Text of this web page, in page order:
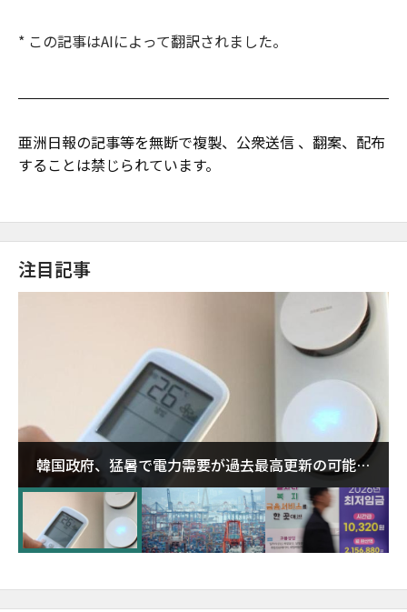
* この記事はAIによって翻訳されました。
亜洲日報の記事等を無断で複製、公衆送信 、翻案、配布
することは禁じられています。
注目記事
韓国政府、猛暑で電力需要が過去最高更新の可能性
に需給対応体制を点検